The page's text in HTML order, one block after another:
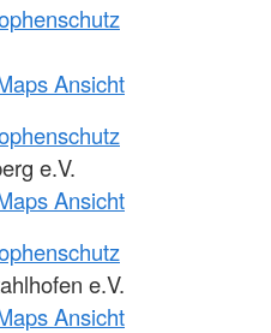
Ansicht
e.V.
Ansicht
e.V.
Ansicht